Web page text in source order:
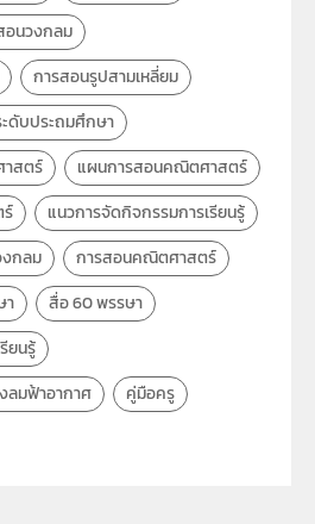
ป.6
ครู
อนวงกลม
การสอนรูปสามเหลี่ยม
ดับประถมศึกษา
าสตร์
แผนการสอนคณิตศาสตร์
แนวการจัดกิจกรรมการเรียนรู้
กลม
การสอนคณิตศาสตร์
า
สื่อ 60 พรรษา
ยนรู้
ลมฟ้าอากาศ
คู่มือครู